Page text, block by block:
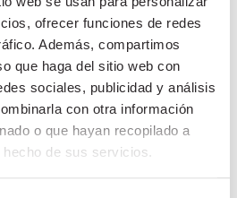
ofrecer funciones de redes
Además, compartimos
que haga del sitio web con
sociales, publicidad y análisis
con otra información
o que hayan recopilado a
de sus servicios.